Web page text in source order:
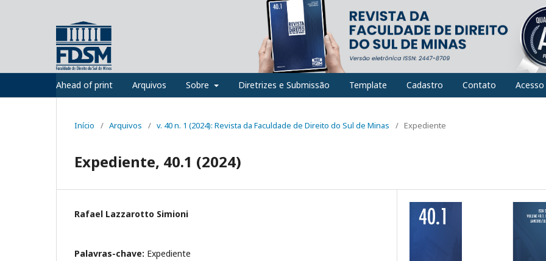
Ahead of print Arquivos Sobre Diretrizes e Submissão Template Cadastro Contato Acesso
Início / Arquivos / v. 40 n. 1 (2024): Revista da Faculdade de Direito do Sul de Minas / Expediente
Expediente, 40.1 (2024)
Rafael Lazzarotto Simioni
Palavras-chave: Expediente